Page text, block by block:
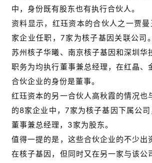
中，身份既有股东也有执行合伙人。
资料显示，红珏资本的合伙人之一贾
家企业任职，7家为核子基因关联公司
苏州核子华曦、南京核子基因和深圳华
职务为均执行董事兼总经理，在红晶、
合伙企业的身份是董事。
红珏资本的另一合伙人高秋霞的情况也
的8家企业中，7家为核子基因下属公
董事兼总经理，3家为股东。
值得一提的是，这些合伙企业的不少出
在核子基因，但同时又在另一家与该公